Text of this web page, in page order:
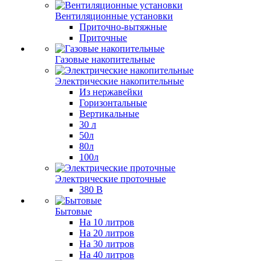
Вентиляционные установки
Приточно-вытяжные
Приточные
Газовые накопительные
Электрические накопительные
Из нержавейки
Горизонтальные
Вертикальные
30 л
50л
80л
100л
Электрические проточные
380 В
Бытовые
На 10 литров
На 20 литров
На 30 литров
На 40 литров